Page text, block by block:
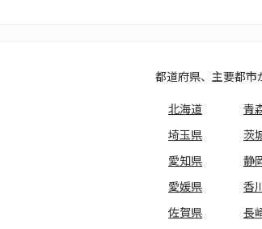
都道府県、主要都市
北海道
青
埼玉県
茨
愛知県
静
愛媛県
香
佐賀県
長